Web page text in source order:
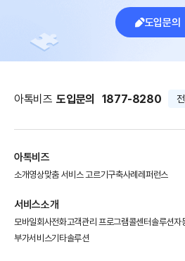
도입문의
아톡비즈 도입문의 1877-8280
아톡비즈
소개영상맞춤 서비스 고르기구축사례 레퍼런스
서비스소개
모바일회사전화고객관리 프로그램콜센터솔루션자
부가서비스기타솔루션